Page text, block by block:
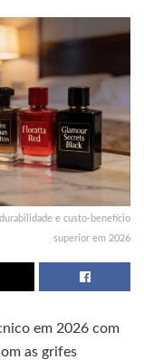
e custo-benefício
superior em 2026
em 2026 com
as grifes